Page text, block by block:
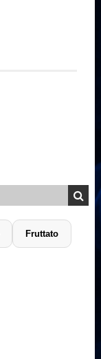
Fruttato